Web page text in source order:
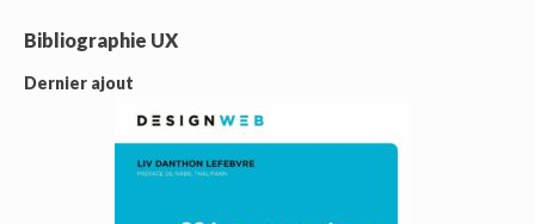
Bibliographie UX
Dernier ajout